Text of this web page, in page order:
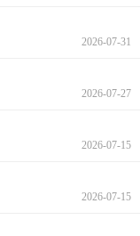
2026-07-31
2026-07-27
2026-07-15
2026-07-15